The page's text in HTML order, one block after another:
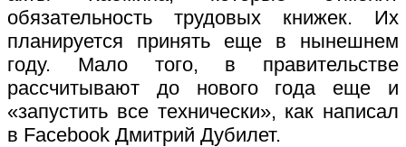
обязательность трудовых книжек. Их
планируется принять еще в нынешнем
году. Мало того, в правительстве
рассчитывают до нового года еще и
«запустить все технически», как написал
в Facebook Дмитрий Дубилет.